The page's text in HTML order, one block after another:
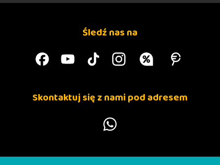
Śledź nas na
Skontaktuj się z nami pod adresem